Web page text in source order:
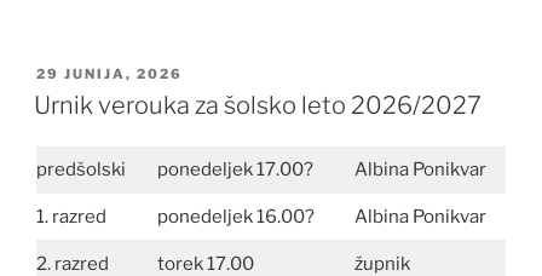
OBJAVLJENO
DNE
29 JUNIJA, 2026
Urnik verouka za šolsko leto 2026/2027
predšolski ponedeljek 17.00? Albina Ponikvar
1. razred ponedeljek 16.00? Albina Ponikvar
2. razred torek 17.00 župnik